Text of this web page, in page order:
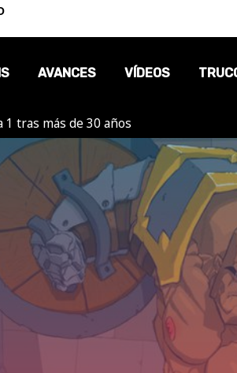
AVANCES VÍDEOS
tras más de 30 años